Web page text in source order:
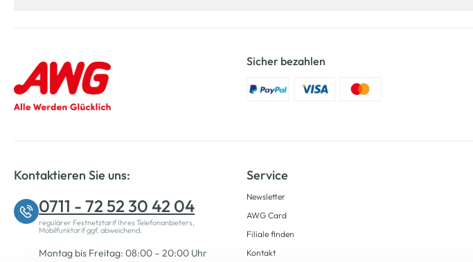
Sicher bezahlen
Kontaktieren Sie uns:
0711 - 72 52 30 42 04
regulärer Festnetztarif Ihres Telefonanbieters,
Mobilfunktarif ggf. abweichend.
Montag bis Freitag: 08:00 – 20:00 Uhr
Service
Newsletter
AWG Card
Filiale finden
Kontakt